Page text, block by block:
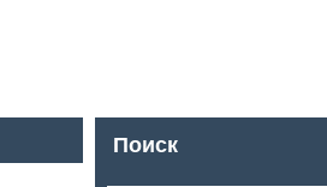
Поиск